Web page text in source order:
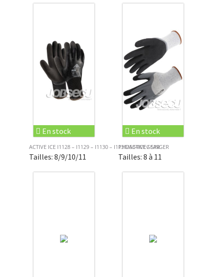
En stock
ACTIVE ICE I1128 – I1129 – I1130 – I1131/ACTIVEGEAR
Tailles: 8/9/10/11
En stock
PHD534ICE / SINGER
Tailles: 8 à 11